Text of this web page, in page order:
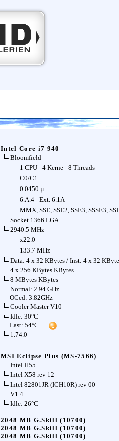
Intel Core i7 940
Bloomfield
1 CPU - 4 Kerne - 8 Threads
C0/C1
0.0450 µ
6.A.4 - Ext. 6.1A
MMX, SSE, SSE2, SSE3, SSSE3,
Socket 1366 LGA
2940.5 MHz
x22.0
133.7 MHz
Data: 4 x 32 KBytes / Inst: 4 x 32
4 x 256 KBytes KBytes
8 MBytes KBytes
Normal: 2.94 GHz
OCed: 3.82GHz
Cooler Master V10
Idle: 30°C
Last: 54°C
1.74.0
MSI Eclipse Plus (MS-7566)
Intel H55
Intel X58 rev 12
Intel 82801JR (ICH10R) rev 00
V1.4
Idle: 26°C
2048 MB G.Skill (10700)
2048 MB G.Skill (10700)
2048 MB G.Skill (10700)